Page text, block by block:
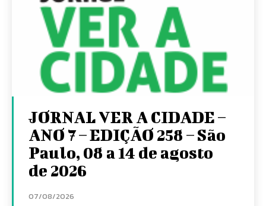
JORNAL VER A CIDADE –
ANO 7 – EDIÇÃO 258 – São
Paulo, 08 a 14 de agosto
de 2026
07/08/2026